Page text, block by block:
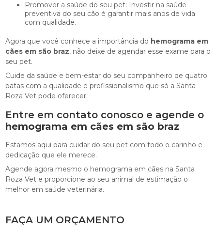
Promover a saúde do seu pet: Investir na saúde
preventiva do seu cão é garantir mais anos de vida
com qualidade.
Agora que você conhece a importância do hemograma em
cães em são braz, não deixe de agendar esse exame para o
seu pet.
Cuide da saúde e bem-estar do seu companheiro de quatro
patas com a qualidade e profissionalismo que só a Santa
Roza Vet pode oferecer.
Entre em contato conosco e agende o
hemograma em cães em são braz
Estamos aqui para cuidar do seu pet com todo o carinho e
dedicação que ele merece.
Agende agora mesmo o hemograma em cães na Santa
Roza Vet e proporcione ao seu animal de estimação o
melhor em saúde veterinária.
FAÇA UM ORÇAMENTO